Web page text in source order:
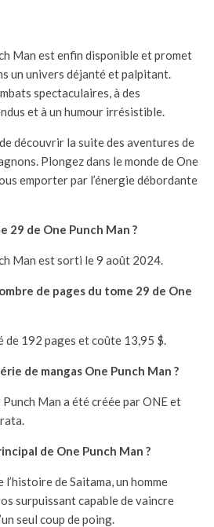
Man est enfin disponible et promet
un univers déjanté et palpitant.
spectaculaires, à des
et à un humour irrésistible.
découvrir la suite des aventures de
Plongez dans le monde de One
emporter par l’énergie débordante
29 de One Punch Man ?
Man est sorti le 9 août 2024.
de pages du tome 29 de One
de 192 pages et coûte 13,95 $.
de mangas One Punch Man ?
Punch Man a été créée par ONE et
de One Punch Man ?
de Saitama, un homme
surpuissant capable de vaincre
seul coup de poing.